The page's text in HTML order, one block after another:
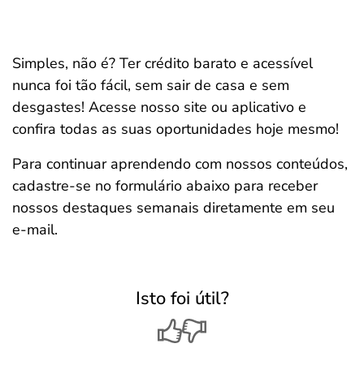
Simples, não é? Ter crédito barato e acessível
nunca foi tão fácil, sem sair de casa e sem
desgastes! Acesse nosso site ou aplicativo e
confira todas as suas oportunidades hoje mesmo!
Para continuar aprendendo com nossos conteúdos,
cadastre-se no formulário abaixo para receber
nossos destaques semanais diretamente em seu
e-mail.
Isto foi útil?